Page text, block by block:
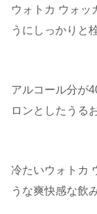
ウォトカ ウォッ
うにしっかりと
アルコール分が
ロンとしたうる
冷たいウォトカ
うな爽快感な飲